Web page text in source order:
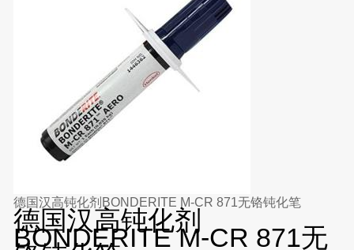
德国汉高钝化剂BONDERITE M-CR 871无铬钝化笔
德国汉高钝化剂
BONDERITE M-CR 871无